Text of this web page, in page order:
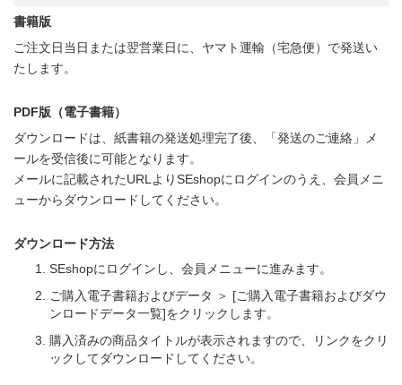
書籍版
ご注文日当日または翌営業日に、ヤマト運輸（宅急便）で発送い
たします。
PDF版（電子書籍）
ダウンロードは、紙書籍の発送処理完了後、「発送のご連絡」メ
ールを受信後に可能となります。
メールに記載されたURLよりSEshopにログインのうえ、会員メニ
ューからダウンロードしてください。
ダウンロード方法
SEshopにログインし、会員メニューに進みます。
ご購入電子書籍およびデータ ＞ [ご購入電子書籍およびダウ
ンロードデータ一覧]をクリックします。
購入済みの商品タイトルが表示されますので、リンクをクリ
ックしてダウンロードしてください。